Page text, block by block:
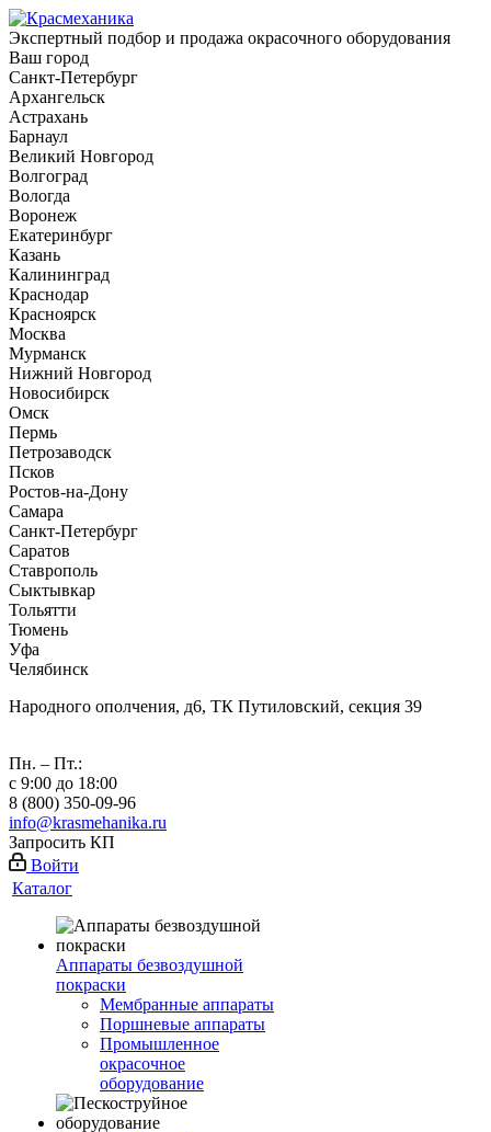
Экспертный подбор и продажа окрасочного оборудования
Ваш город
Санкт-Петербург
Архангельск
Астрахань
Барнаул
Великий Новгород
Волгоград
Вологда
Воронеж
Екатеринбург
Казань
Калининград
Краснодар
Красноярск
Москва
Мурманск
Нижний Новгород
Новосибирск
Омск
Пермь
Петрозаводск
Псков
Ростов-на-Дону
Самара
Санкт-Петербург
Саратов
Ставрополь
Сыктывкар
Тольятти
Тюмень
Уфа
Челябинск
Народного ополчения, д6, ТК Путиловский, секция 39
Пн. – Пт.:
с 9:00 до 18:00
8 (800) 350-09-96
info@krasmehanika.ru
Запросить КП
Войти
Каталог
Аппараты безвоздушной
покраски
Мембранные аппараты
Поршневые аппараты
Промышленное
окрасочное
оборудование